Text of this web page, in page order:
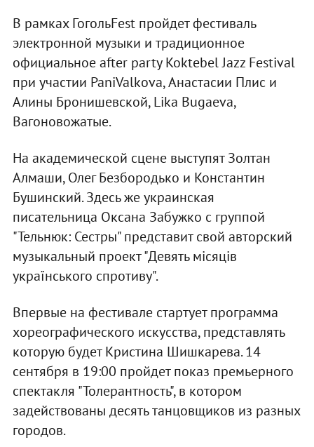
В рамках ГогольFest пройдет фестиваль
электронной музыки и традиционное
официальное after party Koktebel Jazz Festival
при участии PaniValkova, Анастасии Плис и
Алины Бронишевской, Lika Bugaeva,
Вагоновожатые.
На академической сцене выступят Золтан
Алмаши, Олег Безбородько и Константин
Бушинский. Здесь же украинская
писательница Оксана Забужко с группой
"Тельнюк: Сестры" представит свой авторский
музыкальный проект "Девять місяців
українського спротиву".
Впервые на фестивале стартует программа
хореографического искусства, представлять
которую будет Кристина Шишкарева. 14
сентября в 19:00 пройдет показ премьерного
спектакля "Толерантность", в котором
задействованы десять танцовщиков из разных
городов.